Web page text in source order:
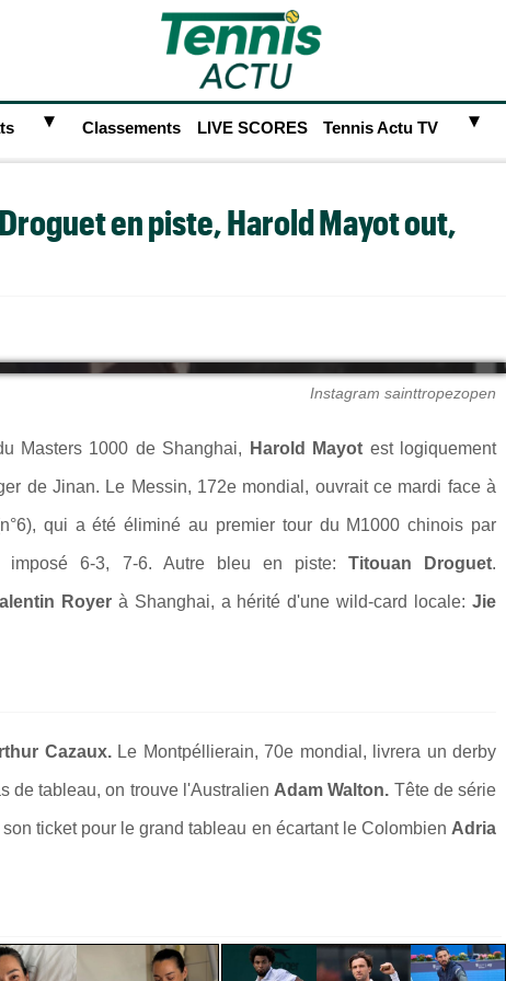
► Classements LIVE SCORES Tennis Actu TV ►
en piste, Harold Mayot out,
Instagram sainttropezopen
Masters 1000 de Shanghai, Harold Mayot est logiquement
de Jinan. Le Messin, 172e mondial, ouvrait ce mardi face à
qui a été éliminé au premier tour du M1000 chinois par
imposé 6-3, 7-6. Autre bleu en piste: Titouan Droguet.
Royerà Shanghai, a hérité d'une wild-card locale:Jie
Cazaux.Le Montpéllierain, 70e mondial, livrera un derby
de tableau, on trouve l'Australien Adam Walton. Tête de série
ticket pour le grand tableau en écartant le Colombien Adria